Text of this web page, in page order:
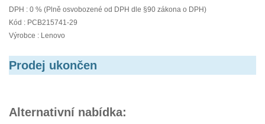
DPH : 0 % (Plně osvobozené od DPH dle §90 zákona o DPH)
Kód : PCB215741-29
Výrobce : Lenovo
Prodej ukončen
Alternativní nabídka: